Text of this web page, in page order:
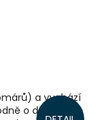
a vychází
o dost